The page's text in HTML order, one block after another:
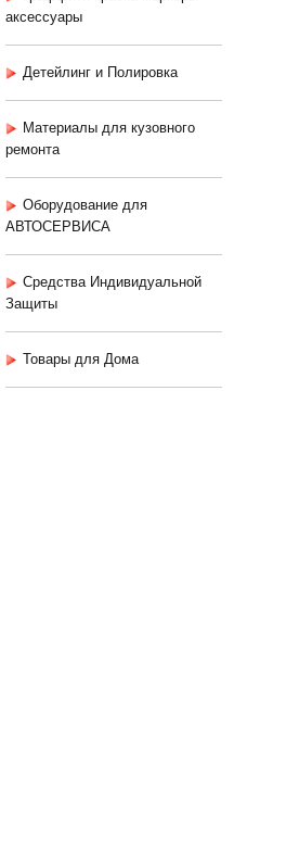
аксессуары
Детейлинг и Полировка
Материалы для кузовного
ремонта
Оборудование для
АВТОСЕРВИСА
Средства Индивидуальной
Защиты
Товары для Дома